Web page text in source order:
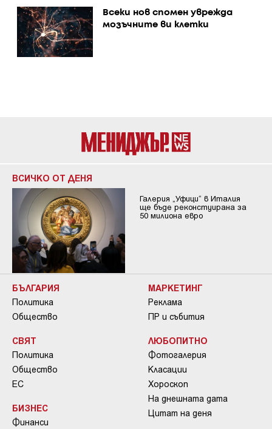
Всеки нов спомен уврежда
мозъчните ви клетки
ВСИЧКО ОТ ДЕНЯ
Галерия „Уфици“ в Италия
ще бъде реконстуирана за
50 милиона евро
БЪЛГАРИЯ
Политика
Общество
СВЯТ
Политика
Общество
ЕС
БИЗНЕС
Финанси
МАРКЕТИНГ
Реклама
ПР и събития
ЛЮБОПИТНО
Фотогалерия
Класации
Хороскоп
На днешната дата
Цитат на деня